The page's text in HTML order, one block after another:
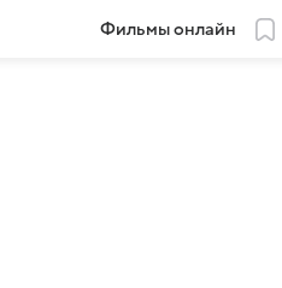
Фильмы онлайн